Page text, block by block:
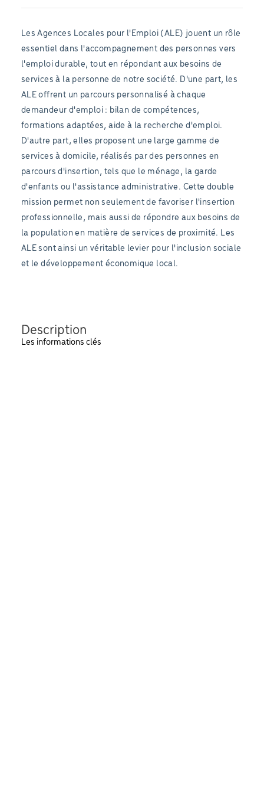
Les Agences Locales pour l'Emploi (ALE) jouent un rôle
essentiel dans l'accompagnement des personnes vers
l'emploi durable, tout en répondant aux besoins de
services à la personne de notre société. D'une part, les
ALE offrent un parcours personnalisé à chaque
demandeur d'emploi : bilan de compétences,
formations adaptées, aide à la recherche d'emploi.
D'autre part, elles proposent une large gamme de
services à domicile, réalisés par des personnes en
parcours d'insertion, tels que le ménage, la garde
d'enfants ou l'assistance administrative. Cette double
mission permet non seulement de favoriser l'insertion
professionnelle, mais aussi de répondre aux besoins de
la population en matière de services de proximité. Les
ALE sont ainsi un véritable levier pour l'inclusion sociale
et le développement économique local.
Description
Les informations clés